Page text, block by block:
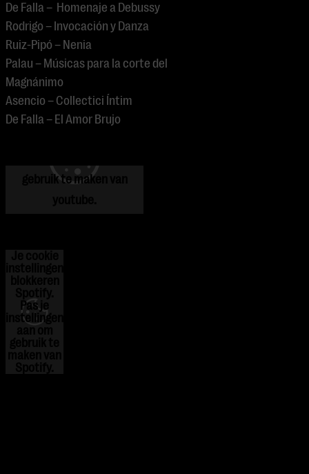
De Falla – Homenaje a Debussy
Rodrigo – Invocación y Danza
Ruiz-Pipó – Nenia
Palau – Músicas para la corte del
Magnánimo
Asencio – Collectici Íntim
De Falla – El Amor Brujo
Je cookie instellingen
gebruik te maken van
Pas
instellingen
aan om